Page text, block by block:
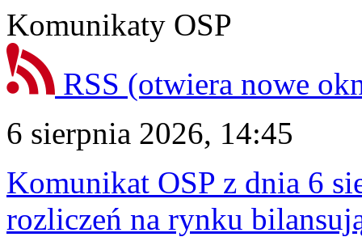
Komunikaty OSP
RSS (otwiera nowe
6 sierpnia 2026, 14:45
Komunikat OSP z dnia 6
rozliczeń na rynku